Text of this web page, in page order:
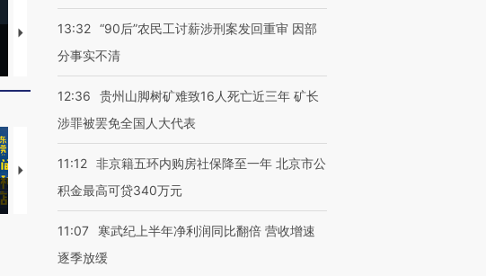
马航飞行员跨国走私7万
粒摇头丸 尿检体内含3种
视线｜被称为“蟑螂”的印
视线｜“入侵”还是“人道危
【推广】走进第四届链博
会，让数智科技“链”接产
【特别呈现】寻找100种
【商旅对话】华住集团
13:32 “90后”农民工讨薪涉刑案发回重审 因部
分事实不清
12:36
贵州山脚树矿难致16人死亡近三年 矿长
涉罪被罢免全国人大代表
11:12 非京籍五环内购房社保降至一年 北京市公
积金最高可贷340万元
11:07
寒武纪上半年净利润同比翻倍 营收增速
逐季放缓